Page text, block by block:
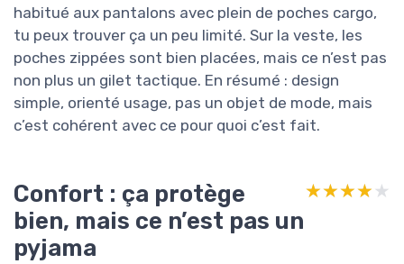
habitué aux pantalons avec plein de poches cargo,
tu peux trouver ça un peu limité. Sur la veste, les
poches zippées sont bien placées, mais ce n’est pas
non plus un gilet tactique. En résumé : design
simple, orienté usage, pas un objet de mode, mais
c’est cohérent avec ce pour quoi c’est fait.
Confort : ça protège
bien, mais ce n’est pas un
pyjama
★★★★★
★★★★★